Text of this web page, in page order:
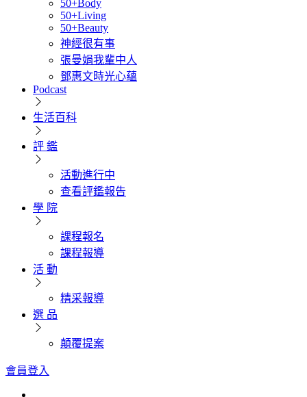
50+Body
50+Living
50+Beauty
神經很有事
張曼娟我輩中人
鄧惠文時光心蘊
Podcast
生活百科
評 鑑
活動進行中
查看評鑑報告
學 院
課程報名
課程報導
活 動
精采報導
選 品
顛覆提案
會員登入